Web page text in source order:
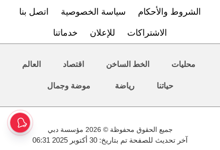
الشروط والأحكام سياسة الخصوصية اتصل بنا
الاشتراكات للإعلان خدماتنا
محليات الخط الساخن اقتصاد العالم
حياتنا رياضة موضة وجمال
جميع الحقوق محفوظة © 2026 مؤسسة دبي
آخر تحديث للصفحة تم بتاريخ: 30 أكتوبر 2025 06:31